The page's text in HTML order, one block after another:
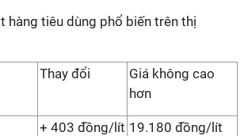
hàng tiêu dùng phổ biến trên thị
Thay đổi
Giá không cao
hơn
+ 403 đồng/lít 19.180 đồng/lít